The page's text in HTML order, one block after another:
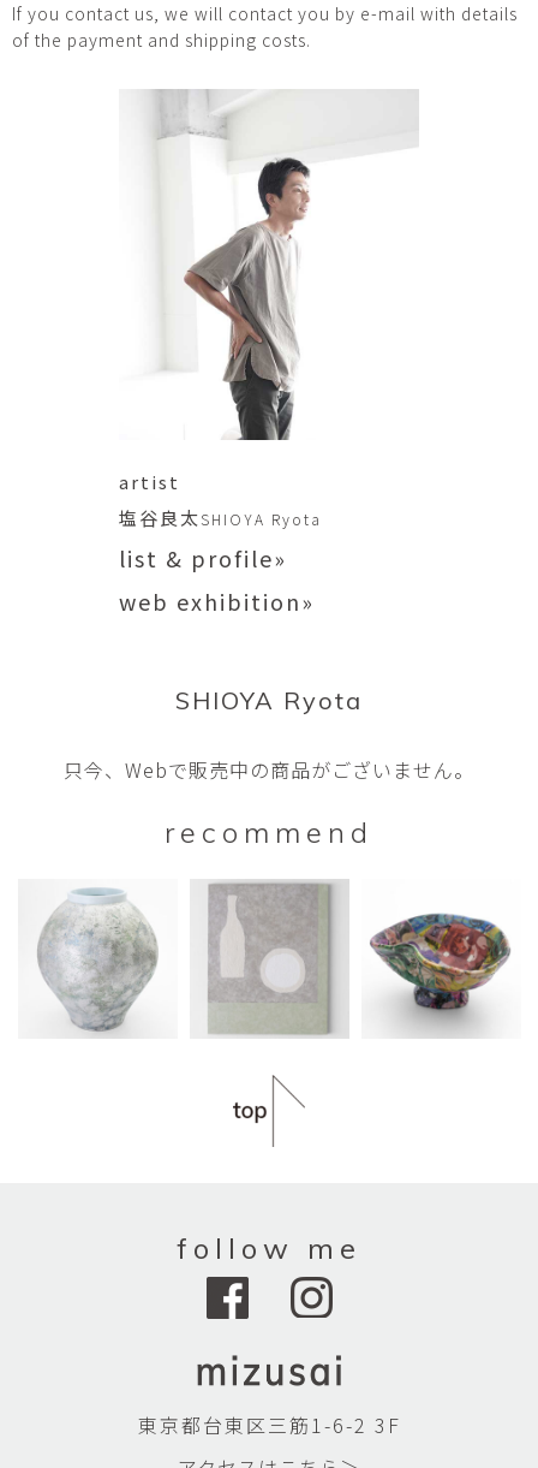
If you contact us, we will contact you by e-mail with details
of the payment and shipping costs.
artist
塩谷良太SHIOYA Ryota
list & profile»
web exhibition»
SHIOYA Ryota
只今、Webで販売中の商品がございません。
recommend
follow me
東京都台東区三筋1-6-2 3F